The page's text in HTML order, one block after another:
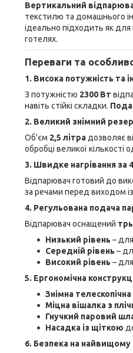
Вертикальний
текстилю та домашнього
ідеально підходить як для
готелях.
Переваги та
1. Висока потужність та
З потужністю 2300 Вт
навіть стійкі складки.
2. Великий знімний
Об'єм 2,5 літра дозволяє
обробці великої кількості
3. Швидке нагрівання за
Відпарювач готовий до
за речами перед виходом
4. Регульована подача
Відпарювач оснащений
Низький рівень –
Середній рівень –
Високий рівень –
5. Ергономічна
Знімна телескопічна
Міцна вішалка з
Гнучкий паровий
Насадка із щіткою
6. Безпека на найвищому